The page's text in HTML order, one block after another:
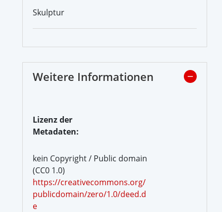
Skulptur
Weitere Informationen
Lizenz der
Metadaten:
kein Copyright / Public domain
(CC0 1.0)
https://creativecommons.org/
publicdomain/zero/1.0/deed.d
e